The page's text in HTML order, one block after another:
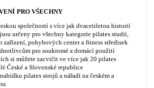
PRO VŠECHNY
společností s více jak dvacetiletou historií
určeny pro všechny kategorie pilates studií,
zařízení, pohybových center a fitness středisek
pro soukromé a domácí použití
si můžete zacvičit ve více jak 20 pilates
České a Slovenské republice
pilates strojů a nářadí na českém a